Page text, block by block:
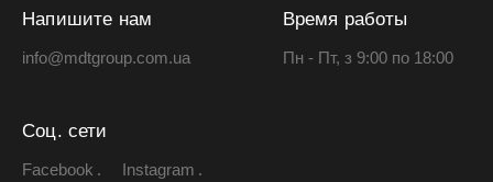
Напишите нам
info@mdtgroup.com.ua
Время работы
Пн - Пт, з 9:00 по 18:00
Соц. сети
Facebook Instagram